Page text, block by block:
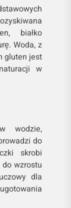
białko
Woda, z
gluten jest
w
wodzie,
do
skrobi
wzrostu
dla